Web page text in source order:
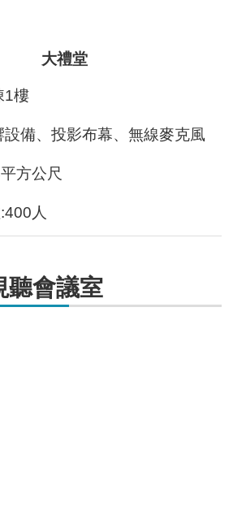
大禮堂
1樓
設備、投影布幕、無線麥克風
方公尺
人
聽會議室